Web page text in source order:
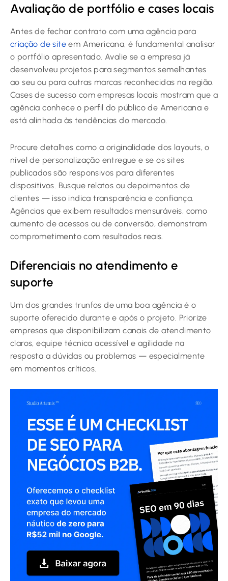
Avaliação de portfólio e cases locais
Antes de fechar contrato com uma agência para
criação de site em Americana, é fundamental analisar
o portfólio apresentado. Avalie se a empresa já
desenvolveu projetos para segmentos semelhantes
ao seu ou para outras marcas reconhecidas na região.
Cases de sucesso com empresas locais mostram que a
agência conhece o perfil do público de Americana e
está alinhada às tendências do mercado.
Procure detalhes como a originalidade dos layouts, o
nível de personalização entregue e se os sites
publicados são responsivos para diferentes
dispositivos. Busque relatos ou depoimentos de
clientes — isso indica transparência e confiança.
Agências que exibem resultados mensuráveis, como
aumento de acessos ou de conversão, demonstram
comprometimento com resultados reais.
Diferenciais no atendimento e
suporte
Um dos grandes trunfos de uma boa agência é o
suporte oferecido durante e após o projeto. Priorize
empresas que disponibilizam canais de atendimento
claros, equipe técnica acessível e agilidade na
resposta a dúvidas ou problemas — especialmente
em momentos críticos.